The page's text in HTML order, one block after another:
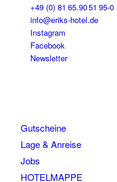
+49 (0) 81 65.90 51 95-0
info@eriks-hotel.de
Instagram
Facebook
Newsletter
Gutscheine
Lage & Anreise
Jobs
HOTELMAPPE